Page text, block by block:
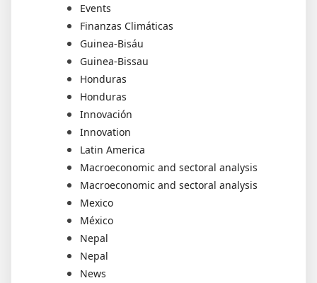
Events
Finanzas Climáticas
Guinea-Bisáu
Guinea-Bissau
Honduras
Honduras
Innovación
Innovation
Latin America
Macroeconomic and sectoral analysis
Macroeconomic and sectoral analysis
Mexico
México
Nepal
Nepal
News